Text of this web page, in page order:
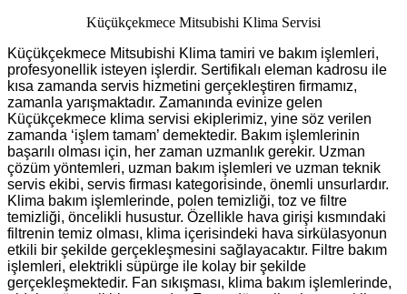
Küçükçekmece Mitsubishi Klima Servisi
Küçükçekmece Mitsubishi Klima tamiri ve bakım işlemleri,
profesyonellik isteyen işlerdir. Sertifikalı eleman kadrosu ile
kısa zamanda servis hizmetini gerçekleştiren firmamız,
zamanla yarışmaktadır. Zamanında evinize gelen
Küçükçekmece klima servisi ekiplerimiz, yine söz verilen
zamanda ‘işlem tamam’ demektedir. Bakım işlemlerinin
başarılı olması için, her zaman uzmanlık gerekir. Uzman
çözüm yöntemleri, uzman bakım işlemleri ve uzman teknik
servis ekibi, servis firması kategorisinde, önemli unsurlardır.
Klima bakım işlemlerinde, polen temizliği, toz ve filtre
temizliği, öncelikli husustur. Özellikle hava girişi kısmındaki
filtrenin temiz olması, klima içerisindeki hava sirkülasyonun
etkili bir şekilde gerçekleşmesini sağlayacaktır. Filtre bakım
işlemleri, elektrikli süpürge ile kolay bir şekilde
gerçekleşmektedir. Fan sıkışması, klima bakım işlemlerinde,